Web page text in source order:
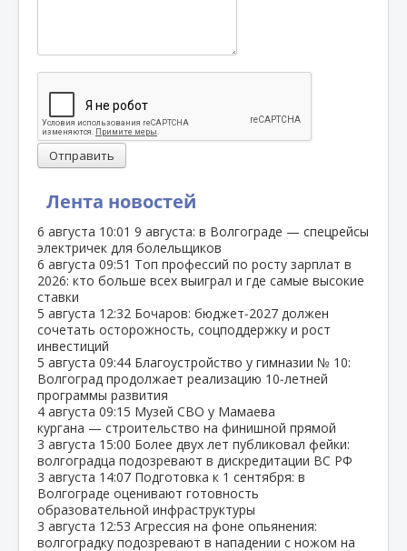
Лента новостей
6 августа 10:01 9 августа: в Волгограде — спецрейсы
электричек для болельщиков
6 августа 09:51 Топ профессий по росту зарплат в
2026: кто больше всех выиграл и где самые высокие
ставки
5 августа 12:32 Бочаров: бюджет‑2027 должен
сочетать осторожность, соцподдержку и рост
инвестиций
5 августа 09:44 Благоустройство у гимназии № 10:
Волгоград продолжает реализацию 10‑летней
программы развития
4 августа 09:15 Музей СВО у Мамаева
кургана — строительство на финишной прямой
3 августа 15:00 Более двух лет публиковал фейки:
волгоградца подозревают в дискредитации ВС РФ
3 августа 14:07 Подготовка к 1 сентября: в
Волгограде оценивают готовность
образовательной инфраструктуры
3 августа 12:53 Агрессия на фоне опьянения:
волгоградку подозревают в нападении с ножом на
Отправить